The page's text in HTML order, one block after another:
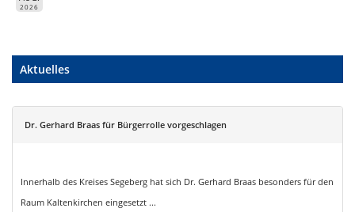
2026
Aktuelles
Dr. Gerhard Braas für Bürgerrolle vorgeschlagen
Innerhalb des Kreises Segeberg hat sich Dr. Gerhard Braas besonders für den
Raum Kaltenkirchen eingesetzt ...